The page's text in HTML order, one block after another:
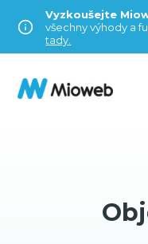
Vyzkoušejte
všechny výhody a
tady.